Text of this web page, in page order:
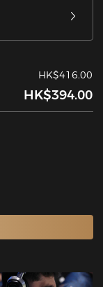
HK$416.00
HK$394.00